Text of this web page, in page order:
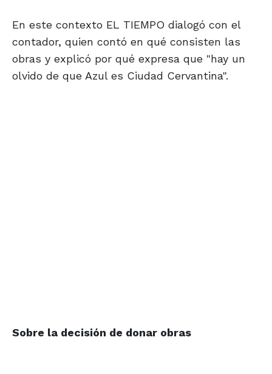
En este contexto EL TIEMPO dialogó con el
contador, quien contó en qué consisten las
obras y explicó por qué expresa que "hay un
olvido de que Azul es Ciudad Cervantina".
Sobre la decisión de donar obras